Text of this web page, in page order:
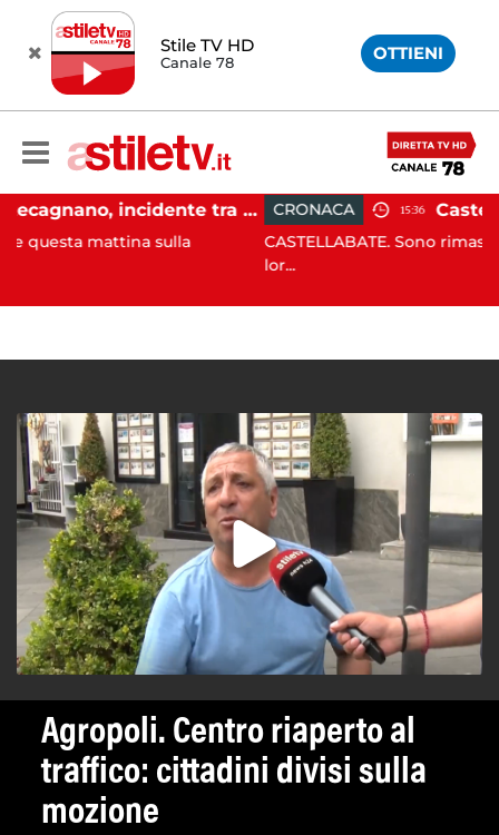
Stile TV HD
Canale 78 OTTIENI
Pontecagnano, incidente tra due auto: 4 feriti
sulla
CRONACA 15:36
CASTELLABATE. Sono rimasti incastrati
Agropoli. Centro riaperto al
traffico: cittadini divisi sulla
mozione